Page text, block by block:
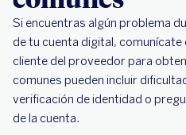
Si encuentras algún problema
de tu cuenta digital, comunícate
cliente del proveedor para
comunes pueden incluir
verificación de identidad o
de la cuenta.